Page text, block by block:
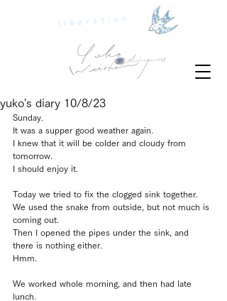
liberation
yuko's diary 10/8/23
Sunday.
It was a supper good weather again.
I knew that it will be colder and cloudy from
tomorrow.
I should enjoy it.
Today we tried to fix the clogged sink together.
We used the snake from outside, but not much is
coming out.
Then I opened the pipes under the sink, and
there is nothing either.
Hmm.
We worked whole morning, and then had late
lunch.